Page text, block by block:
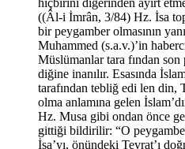
((Âl-i İmrân, 3/84) Hz. İsa
bir peygamber olmasının
Muhammed (s.a.v.)’in
Müslümanlar tara fından
diğine inanılır. Esasında
tarafından tebliğ edi len din,
olma anlamına gelen
Hz. Musa gibi ondan önce
gittiği bildirilir: “O
İsa’yı, önündeki Tevrat’ı